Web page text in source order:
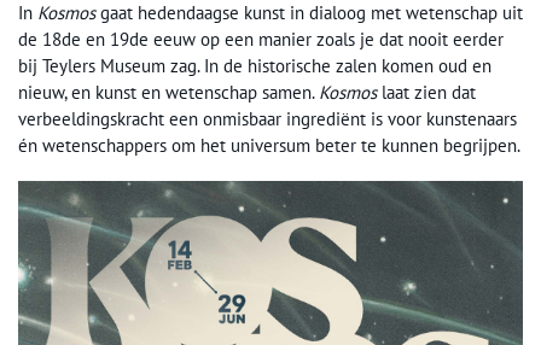
In Kosmosgaat hedendaagse kunst in dialoog met wetenschap uit
de 18de en 19de eeuw op een manier zoals je dat nooit eerder
bij Teylers Museum zag. In de historische zalen komen oud en
nieuw, en kunst en wetenschap samen. Kosmoslaat zien dat
verbeeldingskracht een onmisbaar ingrediënt is voor kunstenaars
én wetenschappers om het universum beter te kunnen begrijpen.